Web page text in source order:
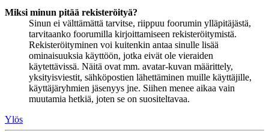
Miksi minun pitää rekisteröityä?
Sinun ei välttämättä tarvitse, riippuu foorumin ylläpitäjästä,
tarvitaanko foorumilla kirjoittamiseen rekisteröitymistä.
Rekisteröityminen voi kuitenkin antaa sinulle lisää
ominaisuuksia käyttöön, jotka eivät ole vieraiden
käytettävissä. Näitä ovat mm. avatar-kuvan määrittely,
yksityisviestit, sähköpostien lähettäminen muille käyttäjille,
käyttäjäryhmien jäsenyys jne. Siihen menee aikaa vain
muutamia hetkiä, joten se on suositeltavaa.
Ylös